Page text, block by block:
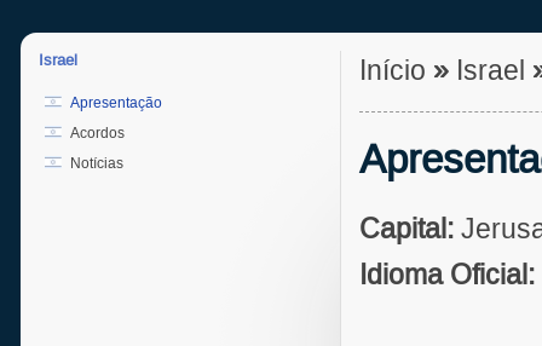
Israel
Apresentação
Acordos
Notícias
Início » Israel
Capital:
Idioma Oficial: